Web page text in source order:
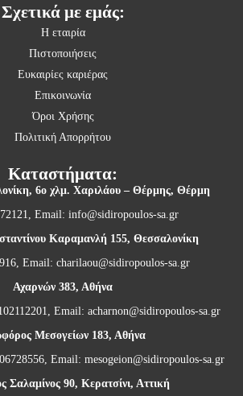
Σχετικά με εμάς:
Η εταιρία
Πιστοποιήσεις
Ευκαιρίες καριέρας
Επικοινωνία
Όροι Χρήσης
Πολιτική Απορρήτου
Καταστήματα:
6ο χλμ. Χαριλάου – Θέρμης, Θέρμη
Email: info@sidiropoulos-sa.gr
Καραμανλή 155, Θεσσαλονίκη
Email: charilaou@sidiropoulos-sa.gr
Αχαρνών 383, Αθήνα
Email: acharnon@sidiropoulos-sa.gr
Μεσογείων 183, Αθήνα
Email: mesogeion@sidiropoulos-sa.gr
Σαλαμίνος 90, Κερατσίνι, Αττική